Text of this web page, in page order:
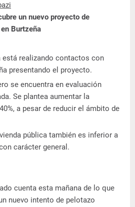
un nuevo proyecto de
Burtzeña
está realizando contactos con
presentando el proyecto.
se encuentra en evaluación
Se plantea aumentar la
a pesar de reducir el ámbito de
pública también es inferior a
carácter general.
cuenta esta mañana de lo que
nuevo intento de pelotazo